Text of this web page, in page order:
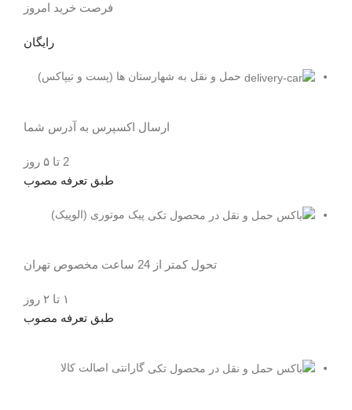
فرصت خرید امروز
رایگان
حمل و نقل به شهارستان ها (پست و تیپاکس)
ارسال اکسپرس به آدرس شما
2 تا ۵ روز
طبق تعرفه مصوب
پیک موتوری (الوپیک)
تحول کمتر از 24 ساعت مخصوص تهران
۱ تا ۲ روز
طبق تعرفه مصوب
گارانتی اصالت کالا